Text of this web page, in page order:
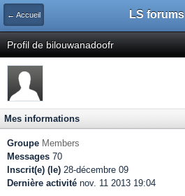
← Accueil LS forums
Profil de bilouwanadoofr
Mes informations
Groupe Members
Messages 70
Inscrit(e) (le) 28-décembre 09
Dernière activité nov. 11 2013 19:04